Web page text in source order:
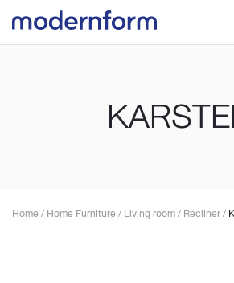
Home/Home Furniture/Living room/Recliner/